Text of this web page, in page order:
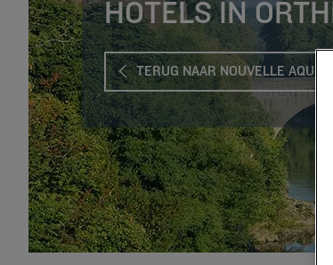
HOTELS IN
TERUG NAAR NOUVELLE